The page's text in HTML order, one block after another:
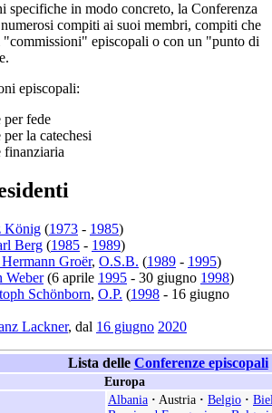
specifiche in modo concreto, la Conferenza
compiti ai suoi membri, compiti che
episcopali o con un "punto di
episcopali:
per fede
la catechesi
finanziaria
König (1973 - 1985)
Berg (1985 - 1989)
Groër, O.S.B. (1989 - 1995)
Weber(6 aprile 1995 - 30 giugno 1998)
Schönborn, O.P. (1998 - 16 giugno
Lackner, dal 16 giugno 2020
Lista delle Conferenze episcopali
Europa
Albania · Austria · Belgio ·